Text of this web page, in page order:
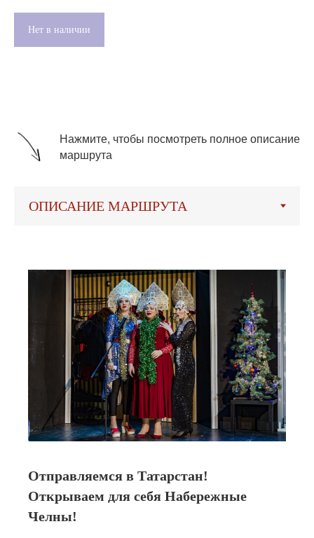
Нет в наличии
Нажмите, чтобы посмотреть полное описание
маршрута
Отправляемся в Татарстан!
Открываем для себя Набережные
Челны!